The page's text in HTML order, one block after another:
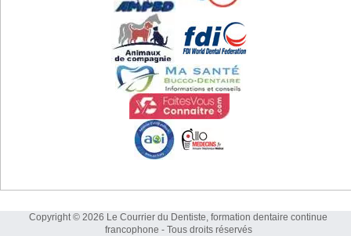
Copyright © 2026 Le Courrier du Dentiste, formation dentaire continue
francophone - Tous droits réservés